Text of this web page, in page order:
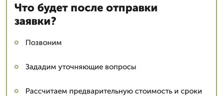
Что будет после отправки
заявки?
Позвоним
Зададим уточняющие вопросы
Рассчитаем предварительную стоимость и сроки